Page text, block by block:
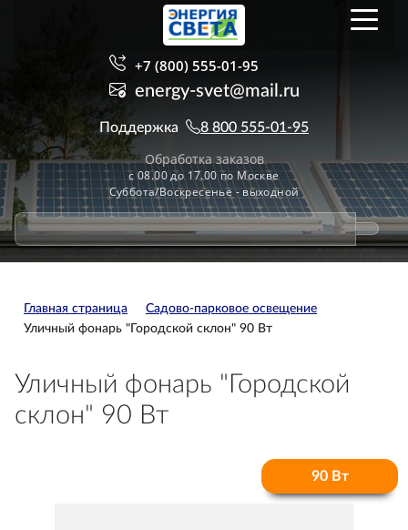
+7 (800) 555-01-95
energy-svet@mail.ru
Поддержка 8 800 555-01-95
Обработка заказов
с 08.00 до 17.00 по Москве
Суббота/Воскресенье - выходной
Главная страница
Садово-парковое освещение
Уличный фонарь "Городской склон" 90 Вт
Уличный фонарь "Городской
склон" 90 Вт
90 Вт